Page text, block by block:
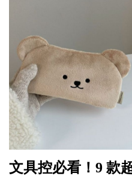
文具控必看！9 款